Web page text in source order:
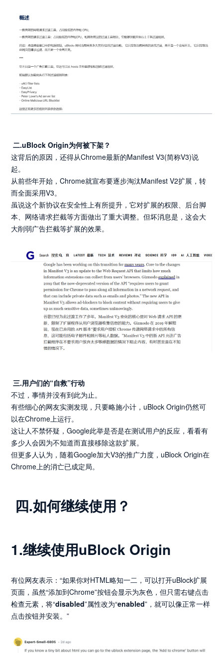
二.uBlock Origin为何被下架？
这背后的原因，还得从Chrome最新的Manifest V3(简称V3)说
起。
从前些年开始，Chrome就宣布要逐步淘汰Manifest V2扩展，转
而全面采用V3。
虽说这个新协议在安全性上有所提升，它对扩展的权限、后台脚
本、网络请求拦截等方面做出了重大调整。但坏消息是，这会大
大削弱广告拦截等扩展的效果。
三.用户们的“自救”行动
不过，事情并没有到此为止。
有些细心的网友实测发现，只要略施小计，uBlock Origin仍然可
以在Chrome上运行。
这让人不禁怀疑，Google此举是否是在测试用户的反应，看看有
多少人会因为不知道而直接移除这款扩展。
但更多人认为，随着Google加大V3的推广力度，uBlock Origin在
Chrome上的消亡已成定局。
四.如何继续使用？
1.继续使用uBlock Origin
有位网友表示：“如果你对HTML略知一二，可以打开uBlock扩展
页面，虽然“添加到Chrome”按钮会显示为灰色，但只需右键点击
检查元素，将“disabled”属性改为“enabled”，就可以像正常一样
点击按钮并安装。”